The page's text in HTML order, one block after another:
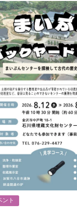
ント